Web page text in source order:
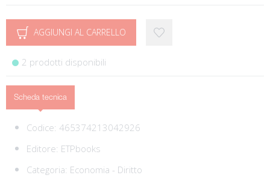
AGGIUNGI AL CARRELLO
2 prodotti disponibili
Scheda tecnica
Codice: 465374213042926
Editore: ETPbooks
Categoria: Economia - Diritto